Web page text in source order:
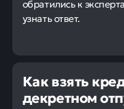
обратились к
узнать ответ.
Как взять
декретном